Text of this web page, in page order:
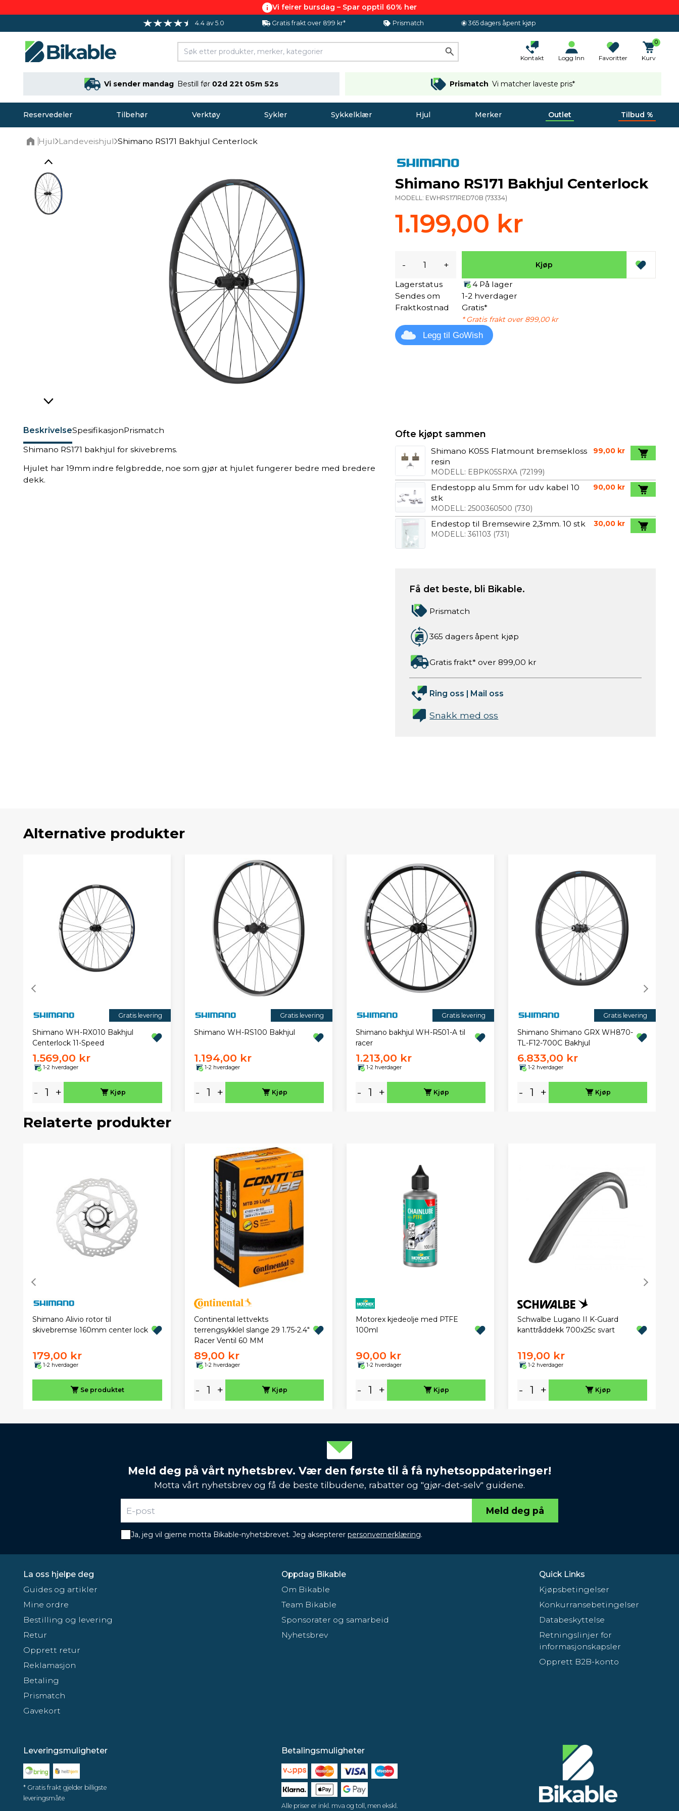
Vi feirer bursdag – Spar opptil 60% her
4.4 av 5.0 Gratis frakt over 899 kr* Prismatch 365 dagers åpent kjøp
Kontakt Logg Inn Favoritter
0
Kurv
Vi sender mandag Bestill før02d 22t 05m 52s Prismatch Vi matcher laveste pris*
Reservedeler Tilbehør Verktøy Sykler Sykkelklær Hjul Merker Outlet Tilbud %
Hjul Landeveishjul Shimano RS171 Bakhjul Centerlock
BeskrivelseSpesifikasjonPrismatch
Shimano RS171 bakhjul for skivebrems.
Hjulet har 19mm indre felgbredde, noe som gjør at hjulet fungerer bedre med bredere
dekk.
Shimano RS171 Bakhjul Centerlock
MODELL: EWHRS171RED70B (73334)
1.199,00 kr
- + Kjøp
Lagerstatus
4 På lager
Sendes om
1-2 hverdager
Fraktkostnad
Gratis*
* Gratis frakt over 899,00 kr
Legg til GoWish
Ofte kjøpt sammen
Shimano K05S Flatmount bremsekloss
resin
MODELL: EBPK05SRXA(72199)
99,00 kr
Endestopp alu 5mm for udv kabel 10
stk
MODELL: 2500360500 (730)
90,00 kr
Endestop til Bremsewire 2,3mm. 10 stk
MODELL: 361103 (731)
30,00 kr
Få det beste, bli Bikable.
Prismatch
365 dagers åpent kjøp
Gratis frakt* over 899,00 kr
Ring oss | Mail oss
Snakk med oss
Alternative produkter
Gratis levering
Shimano WH-RX010 Bakhjul
Centerlock 11-Speed
1.569,00 kr
1-2 hverdager
- + Kjøp
Gratis levering
Shimano WH-RS100 Bakhjul
1.194,00 kr
1-2 hverdager
- + Kjøp
Gratis levering
Shimano bakhjul WH-R501-A til
racer
1.213,00 kr
1-2 hverdager
- + Kjøp
Gratis levering
Shimano Shimano GRX WH870-
TL-F12-700C Bakhjul
6.833,00 kr
1-2 hverdager
- + Kjøp
Relaterte produkter
Shimano Alivio rotor til
skivebremse 160mm center lock
179,00 kr
1-2 hverdager
Se produktet
Continental lettvekts
terrengsykklel slange 29 1.75-2.4"
Racer Ventil 60 MM
89,00 kr
1-2 hverdager
- + Kjøp
Motorex kjedeolje med PTFE
100ml
90,00 kr
1-2 hverdager
- + Kjøp
Schwalbe Lugano II K-Guard
kanttråddekk 700x25c svart
119,00 kr
1-2 hverdager
- + Kjøp
Meld deg på vårt nyhetsbrev. Vær den første til å få nyhetsoppdateringer!
Motta vårt nyhetsbrev og få de beste tilbudene, rabatter og "gjør-det-selv" guidene.
Meld deg på
Ja, jeg vil gjerne motta Bikable-nyhetsbrevet. Jeg aksepterer personvernerklæring.
La oss hjelpe deg
Guides og artikler
Mine ordre
Bestilling og levering
Retur
Opprett retur
Reklamasjon
Betaling
Prismatch
Gavekort
Oppdag Bikable
Om Bikable
Team Bikable
Sponsorater og samarbeid
Nyhetsbrev
Quick Links
Kjøpsbetingelser
Konkurransebetingelser
Databeskyttelse
Retningslinjer for
informasjonskapsler
Opprett B2B-konto
Leveringsmuligheter
* Gratis frakt gjelder billigste
leveringsmåte
Betalingsmuligheter
Alle priser er inkl. mva og toll, men ekskl.